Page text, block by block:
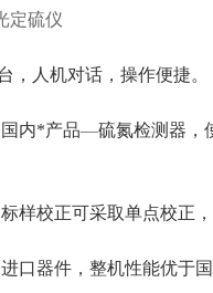
定硫仪
，人机对话，操作便捷。
内*产品—硫氮检测器，
样校正可采取单点校正
口器件，整机性能优于